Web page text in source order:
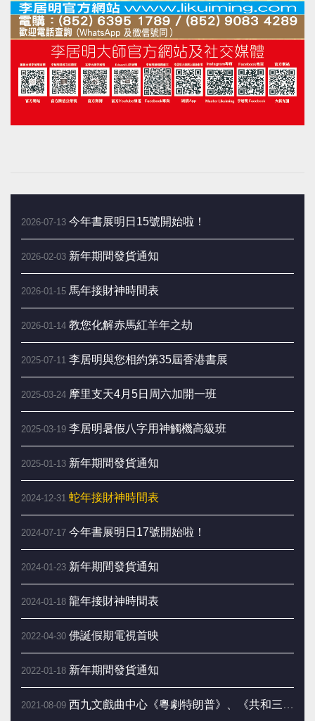
2026-07-13 今年書展明日15號開始啦！
2026-02-03 新年期間發貨通知
2026-01-15 馬年接財神時間表
2026-01-14 教您化解赤馬紅羊年之劫
2025-07-11 李居明與您相約第35屆香港書展
2025-03-24 摩里支天4月5日周六加開一班
2025-03-19 李居明暑假八字用神觸機高級班
2025-01-13 新年期間發貨通知
2024-12-31 蛇年接財神時間表
2024-07-17 今年書展明日17號開始啦！
2024-01-23 新年期間發貨通知
2024-01-18 龍年接財神時間表
2022-04-30 佛誕假期電視首映
2022-01-18 新年期間發貨通知
2021-08-09 西九文戲曲中心《粵劇特朗普》、《共和三夢》今日開賣